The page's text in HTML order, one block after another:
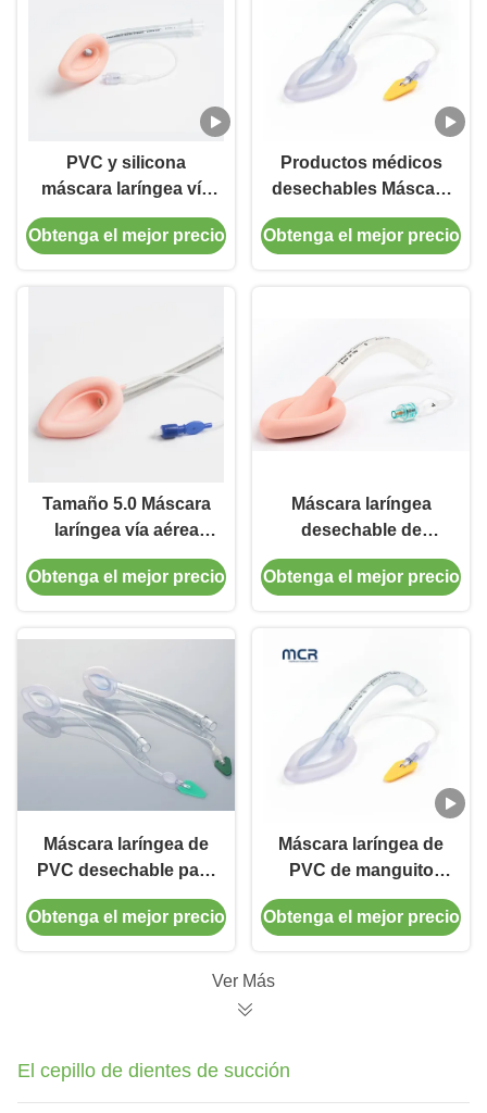
PVC y silicona
máscara laríngea vía
aérea
Obtenga el mejor precio
Productos médicos
desechables Máscara
laríngea de PVC vía
aérea para adultos y
Obtenga el mejor precio
Tamaño 5.0 Máscara
laríngea vía aérea
tubo laríngeo vía
aérea silicona para
Obtenga el mejor precio
Máscara laríngea
desechable de
silicona de alta
calidad de grado
Obtenga el mejor precio
Máscara laríngea de
PVC desechable para
bebés y niños
Obtenga el mejor precio
Máscara laríngea de
PVC de manguito
blando con código de
color
Obtenga el mejor precio
Ver Más
El cepillo de dientes de succión